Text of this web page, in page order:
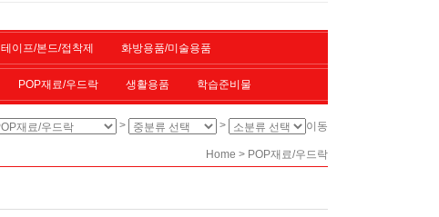
테이프/본드/접착제 화방용품/미술용품
POP재료/우드락 생활용품 학습준비물
> > 이동
Home > POP재료/우드락